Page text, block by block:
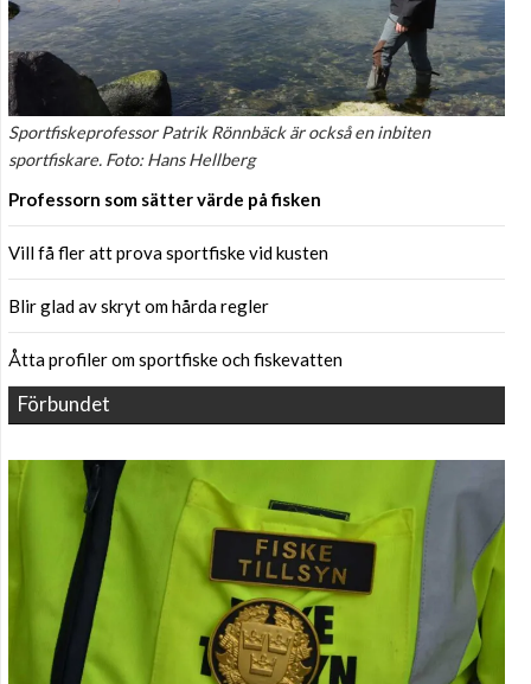
Sportfiskeprofessor Patrik Rönnbäck är också en inbiten
sportfiskare. Foto: Hans Hellberg
Professorn som sätter värde på fisken
Vill få fler att prova sportfiske vid kusten
Blir glad av skryt om hårda regler
Åtta profiler om sportfiske och fiskevatten
Förbundet